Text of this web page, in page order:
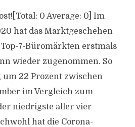
0 Average: 0] Im
hat das Marktgeschehen
7-Büromärkten erstmals
wieder zugenommen. So
22 Prozent zwischen
im Vergleich zum
niedrigste aller vier
hat die Corona-